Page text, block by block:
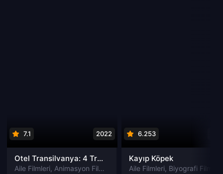
7.1 2022
Otel Transilvanya: 4 Transformanya izle
Aile Filmleri, Animasyon Filmleri Fantastik Filmleri,Komedi
6.253
Kayıp Köpek
Aile Filmleri, Biyografi Filmleri